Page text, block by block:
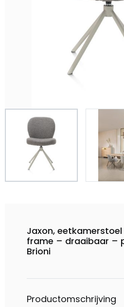
Jaxon, eetkamerstoel
frame – draaibaar –
Brioni
Productomschrijving